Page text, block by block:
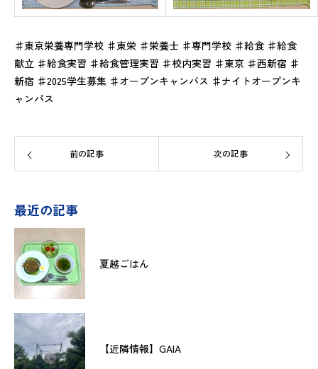
♯東京栄養専門学校 ♯東栄 ♯栄養士 ♯専門学校 ♯給食 ♯給食
献立 ♯給食実習 ♯給食管理実習 ♯校内実習 ♯東京 ♯西新宿 ♯
新宿 ♯2025学生募集 ♯オープンキャンバス ♯ナイトオープンキ
ャンパス
前の記事 次の記事
最近の記事
夏越ごはん
【近隣情報】GAIA